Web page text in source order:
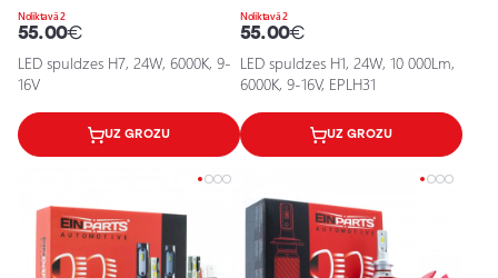
Noliktavā 2
55.00€
LED spuldzes H7, 24W, 6000K, 9-
16V
UZ GROZU
Noliktavā 2
55.00€
LED spuldzes H1, 24W, 10 000Lm,
6000K, 9-16V, EPLH31
UZ GROZU